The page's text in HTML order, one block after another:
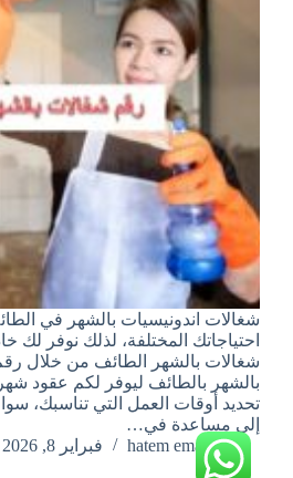
شغالات اندونيسيات بالشهر في
احتياجاتك المختلفة، لذلك نوفر لك
شغالات بالشهر الطائف من خلال
بالشهر بالطائف ليوفر لكم عقود
تحديد أوقات العمل التي تناسبك،
إلى مساعدة في…
hatem emara
فبراير 8, 2026